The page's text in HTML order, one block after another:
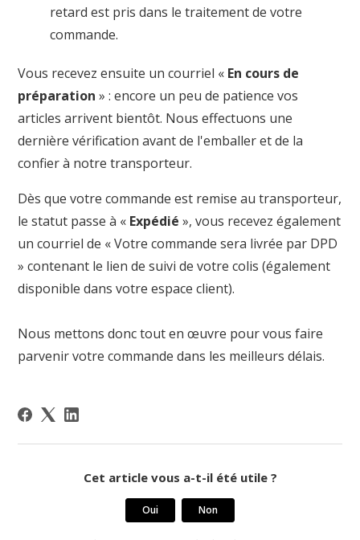
retard est pris dans le traitement de votre
commande.
Vous recevez ensuite un courriel « En cours de
préparation » : encore un peu de patience vos
articles arrivent bientôt. Nous effectuons une
dernière vérification avant de l'emballer et de la
confier à notre transporteur.
Dès que votre commande est remise au transporteur,
le statut passe à « Expédié », vous recevez également
un courriel de « Votre commande sera livrée par DPD
» contenant le lien de suivi de votre colis (également
disponible dans votre espace client).
Nous mettons donc tout en œuvre pour vous faire
parvenir votre commande dans les meilleurs délais.
Cet article vous a-t-il été utile ?
Oui Non